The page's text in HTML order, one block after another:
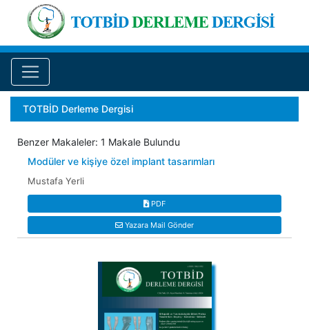
TOTBİD Derleme Dergisi
Benzer Makaleler: 1 Makale Bulundu
Modüler ve kişiye özel implant tasarımları
Mustafa Yerli
PDF
Yazara Mail Gönder